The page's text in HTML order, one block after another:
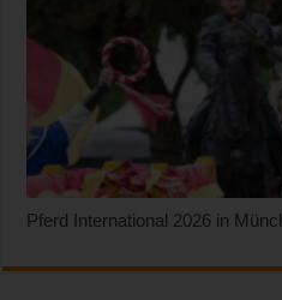
Pferd International 2026 in